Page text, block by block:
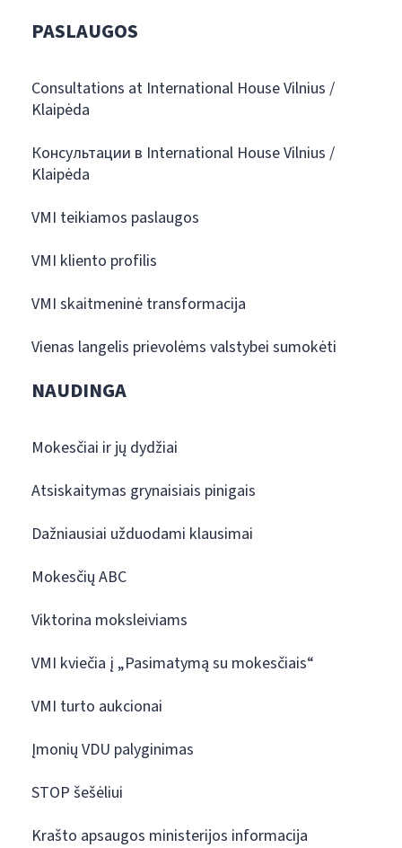
PASLAUGOS
Consultations at International House Vilnius /
Klaipėda
Консультации в International House Vilnius /
Klaipėda
VMI teikiamos paslaugos
VMI kliento profilis
VMI skaitmeninė transformacija
Vienas langelis prievolėms valstybei sumokėti
NAUDINGA
Mokesčiai ir jų dydžiai
Atsiskaitymas grynaisiais pinigais
Dažniausiai užduodami klausimai
Mokesčių ABC
Viktorina moksleiviams
VMI kviečia į „Pasimatymą su mokesčiais“
VMI turto aukcionai
Įmonių VDU palyginimas
STOP šešėliui
Krašto apsaugos ministerijos informacija